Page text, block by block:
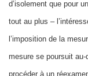
d’isolement que pour
tout au plus –
l’imposition de la
mesure se poursuit
procéder à un